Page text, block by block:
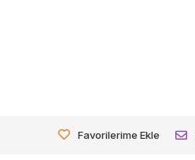
Favorilerime Ekle